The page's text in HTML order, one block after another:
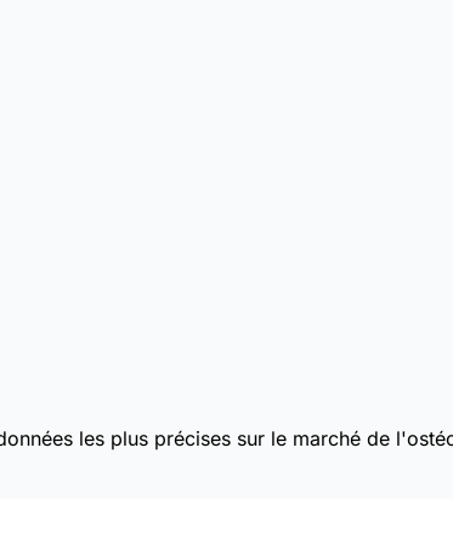
les plus précises sur le marché de